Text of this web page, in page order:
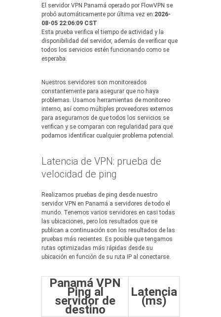
El servidor VPN Panamá operado por FlowVPN se
probó automáticamente por última vez en:2026-
08-05 22:06:09 CST
Esta prueba verifica el tiempo de actividad y la
disponibilidad del servidor, además de verificar que
todos los servicios estén funcionando como se
esperaba.
Nuestros servidores son monitoreados
constantemente para asegurar que no haya
problemas. Usamos herramientas de monitoreo
interno, así como múltiples proveedores externos
para asegurarnos de que todos los servicios se
verifican y se comparan con regularidad para que
podamos identificar cualquier problema potencial.
Latencia de VPN: prueba de
velocidad de ping
Realizamos pruebas de ping desde nuestro
servidor VPN en Panamá a servidores de todo el
mundo. Tenemos varios servidores en casi todas
las ubicaciones, pero los resultados que se
publican a continuación son los resultados de las
pruebas más recientes. Es posible que tengamos
rutas optimizadas más rápidas desde su
ubicación en función de su ruta IP al conectarse.
Panamá VPN
Ping al
servidor de
destino
Latencia
(ms)